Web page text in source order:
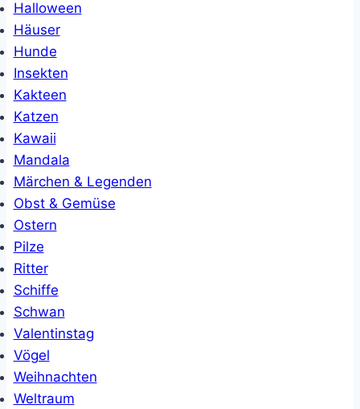
Halloween
Häuser
Hunde
Insekten
Kakteen
Katzen
Kawaii
Mandala
Märchen & Legenden
Obst & Gemüse
Ostern
Pilze
Ritter
Schiffe
Schwan
Valentinstag
Vögel
Weihnachten
Weltraum